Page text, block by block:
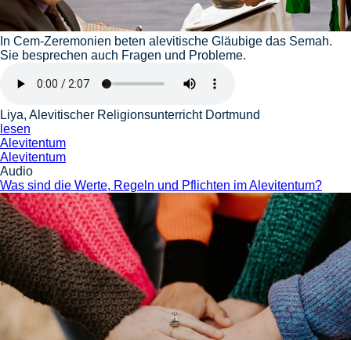
In Cem-Zeremonien beten alevitische Gläubige das Semah.
Sie besprechen auch Fragen und Probleme.
Liya, Alevitischer Religionsunterricht Dortmund
lesen
Alevitentum
Alevitentum
Audio
Was sind die Werte, Regeln und Pflichten im Alevitentum?